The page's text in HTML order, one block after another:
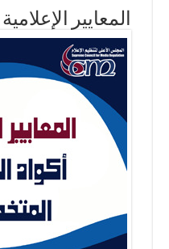
المعايير الإعلامية